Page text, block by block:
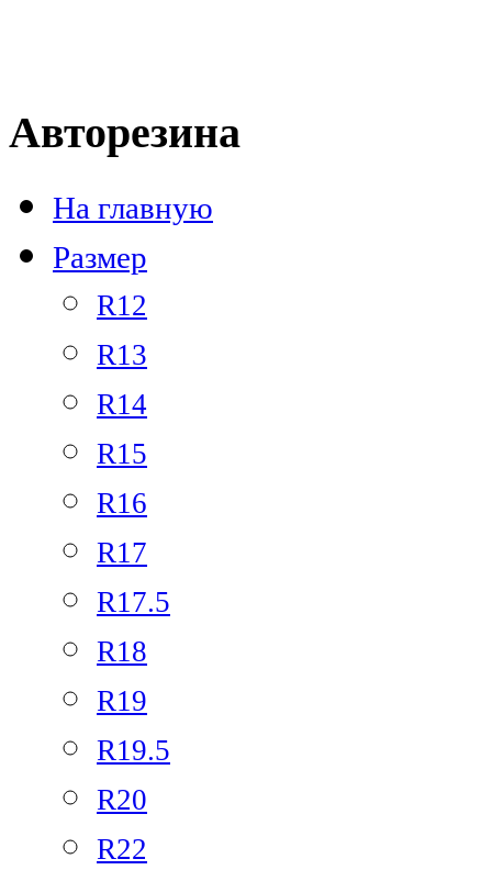
Авторезина
На главную
Размер
R12
R13
R14
R15
R16
R17
R17.5
R18
R19
R19.5
R20
R22